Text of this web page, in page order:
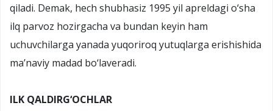
qiladi. Demak, hech shubhasiz 1995 yil apreldagi o‘sha
ilq parvoz hozirgacha va bundan keyin ham
uchuvchilarga yanada yuqoriroq yutuqlarga erishishida
ma’naviy madad bo‘laveradi.
ILK QALDIRG‘OCHLAR